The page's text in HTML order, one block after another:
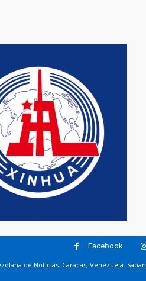
Facebook
de Noticias. Caracas, Venezuela.